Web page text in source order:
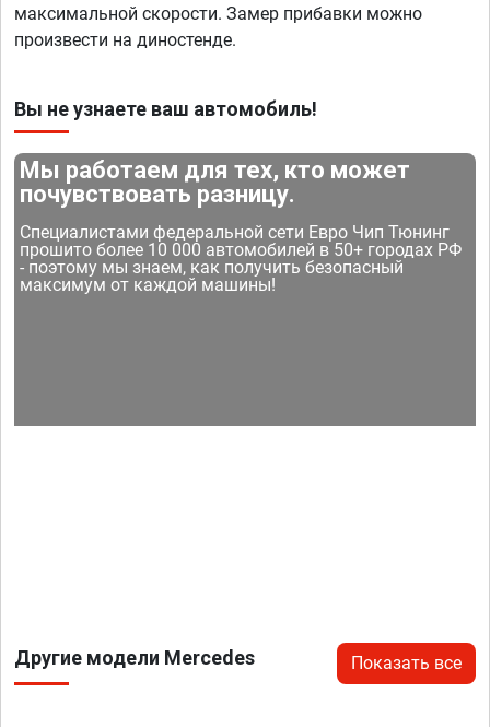
максимальной скорости. Замер прибавки можно
произвести на диностенде.
Вы не узнаете ваш автомобиль!
Мы работаем для тех, кто может
почувствовать разницу.
Специалистами федеральной сети Евро Чип Тюнинг
прошито более 10 000 автомобилей в 50+ городах РФ
- поэтому мы знаем, как получить безопасный
максимум от каждой машины!
Другие модели Mercedes Показать все